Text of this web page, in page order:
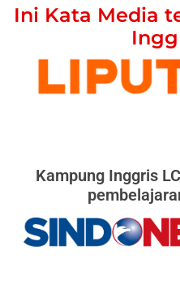
Ini Kata Media
Kampung Inggris